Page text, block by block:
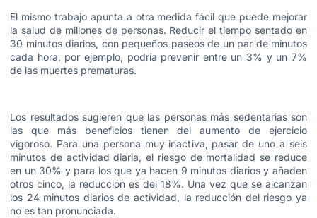
El mismo trabajo apunta a otra medida fácil que puede mejorar
la salud de millones de personas. Reducir el tiempo sentado en
30 minutos diarios, con pequeños paseos de un par de minutos
cada hora, por ejemplo, podría prevenir entre un 3% y un 7%
de las muertes prematuras.
Los resultados sugieren que las personas más sedentarias son
las que más beneficios tienen del aumento de ejercicio
vigoroso. Para una persona muy inactiva, pasar de uno a seis
minutos de actividad diaria, el riesgo de mortalidad se reduce
en un 30% y para los que ya hacen 9 minutos diarios y añaden
otros cinco, la reducción es del 18%. Una vez que se alcanzan
los 24 minutos diarios de actividad, la reducción del riesgo ya
no es tan pronunciada.